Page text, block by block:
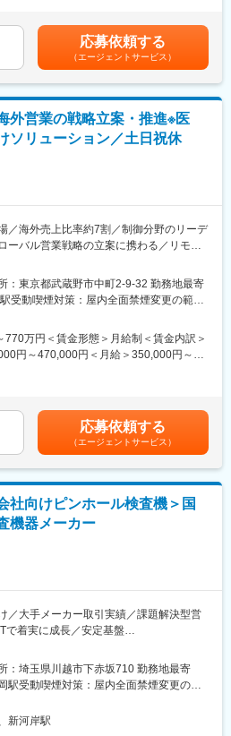
ッチアップ可能（技術メンバーの支援、
ニケーションを通じて、グローバルにキ
円
度
、男性87.5％
し
ライン管理・案件進捗の可視化
した営業改善（Salesforce等）
よる案件創出支援
提案ストーリー設計
例分析展開
略を企画立案頂き、海外拠点に在籍して
しながら業務を進めて頂きます。
）との定例会議や、外資系顧客への提
語を日常的に使用する環境です。
本部営業・ソリューションセンターイン
生医療分野など、新しい領域での製品、
ナップ拡充を図っており、海外の販売力
進頂けます。各業界の大手トップ企業へ
出来、グローバルに活躍いただける環境
グローバルカンパニーで関係会社が国内
内シェア・世界シェア共にトップクラ
など幅広い分野で取引があり、モノづく
る業務
す。月給(月額)は固定手当を含めた表記で
応募依頼する
（エージェントサービス）
外営業の戦略立案・推進※医
ソリューション／土日祝休
／海外売上比率約7割／制御分野のリーデ
ーバル営業戦略の立案に携わる／リモー
グローバル横断で営業戦略を企画・推進
・化学等）の市場分析およびアカウント
イン管理・案件進捗の可視化
した営業改善（Salesforce等）
よる案件創出支援
提案ストーリー設計
例分析展開
略を企画立案頂き、海外拠点に在籍して
しながら業務を進めて頂きます。
、柔軟に働ける環境を整備しておりま
）との定例会議や、外資系顧客への対応
本部営業・ソリューションセンターイン
、10名の組織で国内外の営業組織と連携
なります。
：東京都武蔵野市中町2-9-32 勤務地最寄
受動喫煙対策：屋内全面禁煙変更の範
770万円＜賃金形態＞月給制＜賃金内訳＞
円～470,000円＜月給＞350,000円～
す。月給(月額)は固定手当を含めた表記で
応募依頼する
（エージェントサービス）
向けピンホール検査機＞国
機器メーカー
／大手メーカー取引実績／課題解決型営
で着実に成長／安定基盤
いるピンホール検査機の営業として下記
存代理店向け営業が中心ですが、展示会
頂きます。当社製品は検知精度が高い一
的に使用いただけることから、現地での
：埼玉県川越市下赤坂710 勤務地最寄
駅受動喫煙対策：屋内全面禁煙変更の範
新河岸駅